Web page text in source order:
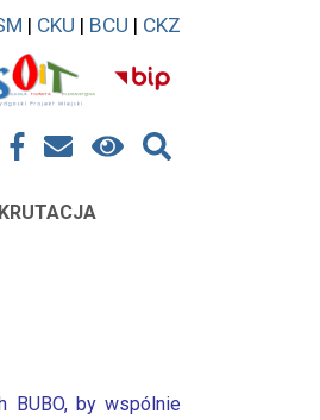
| CKU | BCU | CKZ
BUBO, by wspólnie